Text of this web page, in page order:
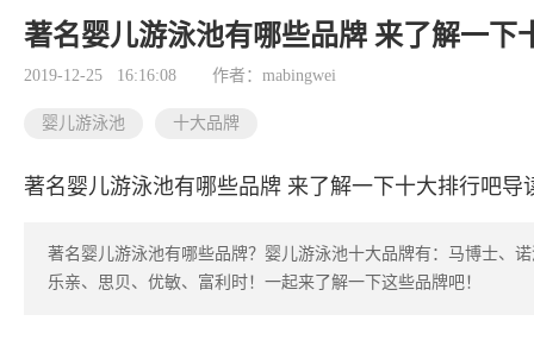
品牌导购 专家点评 精彩点评
著名婴儿游泳池有哪些品牌 来了解一下
2019-12-25 16:16:08 作者：mabingwei
婴儿游泳池 十大品牌
著名婴儿游泳池有哪些品牌 来了解一下十大排行吧导
著名婴儿游泳池有哪些品牌？婴儿游泳池十大品牌有：马博士、
乐亲、思贝、优敏、富利时！一起来了解一下这些品牌吧！